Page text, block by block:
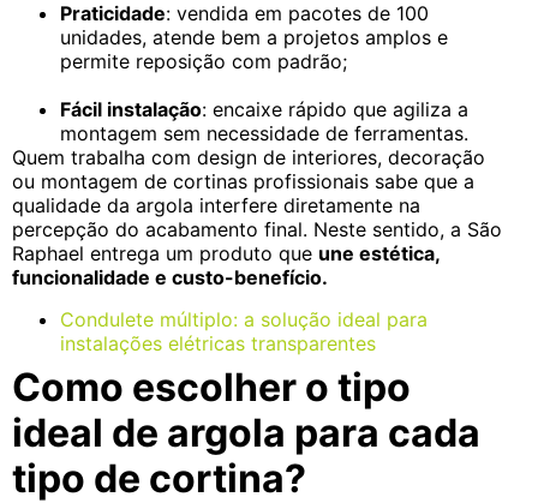
Praticidade: vendida em pacotes de 100
unidades, atende bem a projetos amplos e
permite reposição com padrão;
Fácil instalação: encaixe rápido que agiliza a
montagem sem necessidade de ferramentas.
Quem trabalha com design de interiores, decoração
ou montagem de cortinas profissionais sabe que a
qualidade da argola interfere diretamente na
percepção do acabamento final. Neste sentido, a São
Raphael entrega um produto que une estética,
funcionalidade e custo-benefício.
Condulete múltiplo: a solução ideal para
instalações elétricas transparentes
Como escolher o tipo
ideal de argola para cada
tipo de cortina?